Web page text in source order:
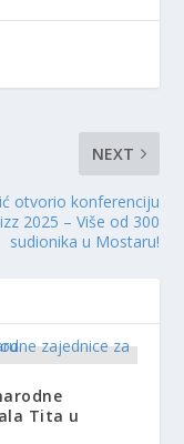
NEXT
otvorio konferenciju
2025 – Više od 300
sudionika u Mostaru!
Tita u